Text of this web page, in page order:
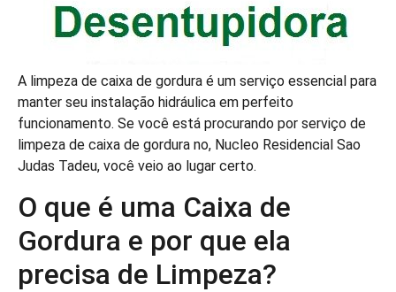
A limpeza de caixa de gordura é um serviço essencial para
manter seu instalação hidráulica em perfeito
funcionamento. Se você está procurando por serviço de
limpeza de caixa de gordura no, Nucleo Residencial Sao
Judas Tadeu, você veio ao lugar certo.
O que é uma Caixa de
Gordura e por que ela
precisa de Limpeza?